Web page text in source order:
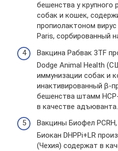
бешенства у крупного
собак и кошек,
пропиолактоном
Paris, сорбированный
Вакцина Рабвак 3TF
Dodge Animal Health
иммунизации собак и
инактивированный β-
бешенства штамм
в качестве адъюванта.
Вакцины Биофел
Биокан DHPPi+LR
(Чехия) содержат в